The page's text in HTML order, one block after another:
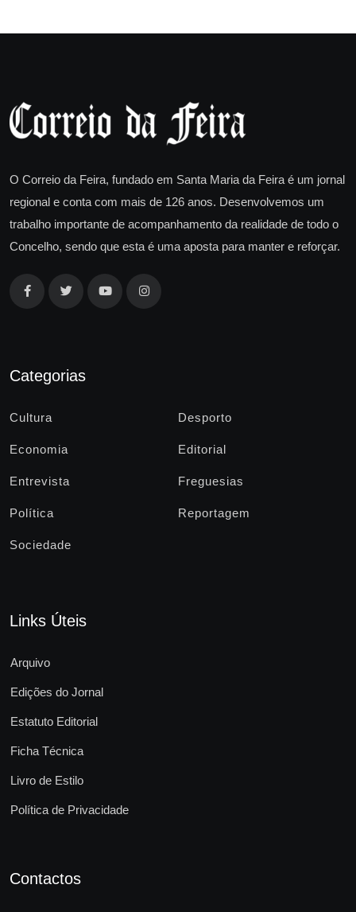
O Correio da Feira, fundado em Santa Maria da Feira é um jornal
regional e conta com mais de 126 anos. Desenvolvemos um
trabalho importante de acompanhamento da realidade de todo o
Concelho, sendo que esta é uma aposta para manter e reforçar.
Categorias
Cultura Desporto
Economia Editorial
Entrevista Freguesias
Política Reportagem
Sociedade
Links Úteis
Arquivo
Edições do Jornal
Estatuto Editorial
Ficha Técnica
Livro de Estilo
Política de Privacidade
Contactos